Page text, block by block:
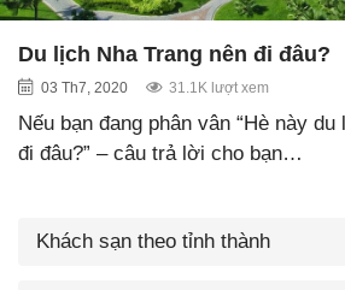
Du lịch Nha Trang nên đi đâu?
03 Th7, 2020 31.1K lượt xem
Nếu bạn đang phân vân “Hè này
đi đâu?” – câu trả lời cho bạn…
Khách sạn theo tỉnh thành